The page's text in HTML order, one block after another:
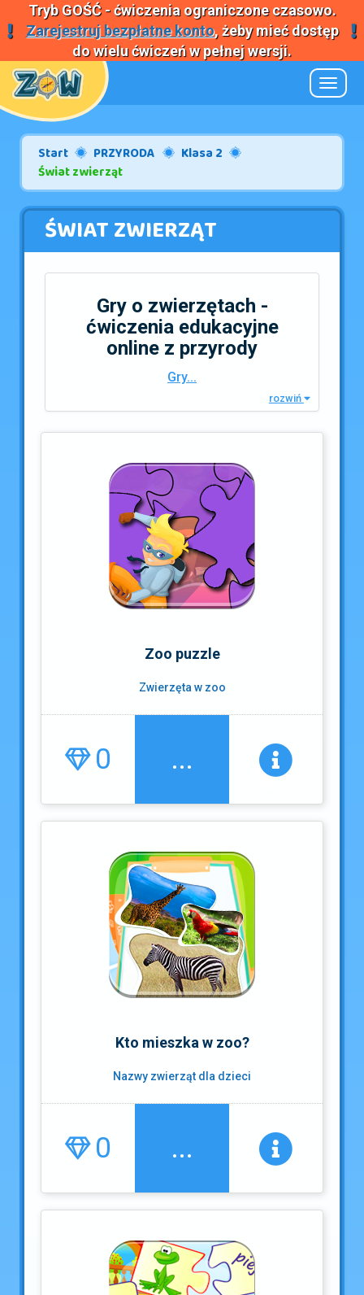
TrybGOŚĆ- ćwiczenia ograniczone czasowo.
Zarejestruj bezpłatne konto, żeby mieć dostęp
do wielu ćwiczeń w pełnej wersji.
Start PRZYRODA
Klasa 2
Świat zwierząt
ŚWIAT ZWIERZĄT
Gry o zwierzętach -
ćwiczenia edukacyjne
online z przyrody
Gry...
rozwiń
Zoo puzzle
Zwierzęta w zoo
0 ...
Kto mieszka w zoo?
Nazwy zwierząt dla dzieci
0 ...